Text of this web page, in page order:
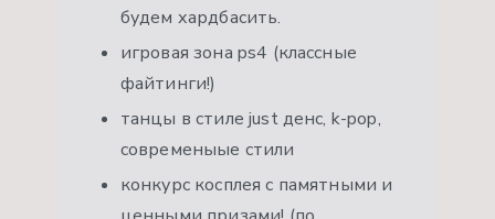
будем хардбасить.
игровая зона ps4 (классные
файтинги!)
танцы в стиле just денс, k-pop,
современыые стили
конкурс косплея с памятными и